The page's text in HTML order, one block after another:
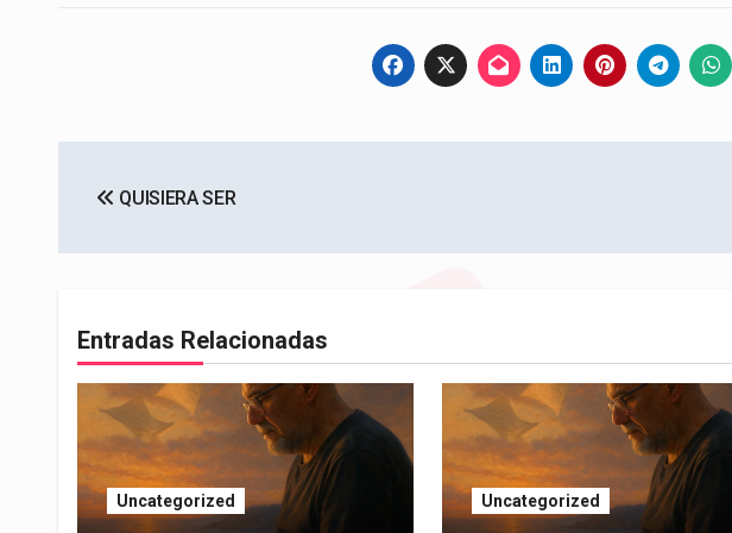
de
entradas
QUISIERA SER
Entradas Relacionadas
Uncategorized Uncategorized